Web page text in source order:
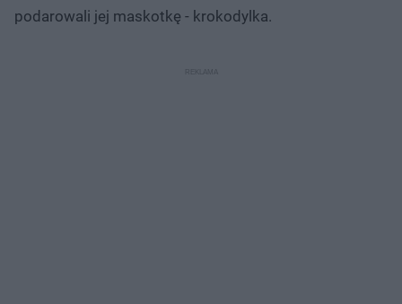
podarowali jej maskotkę - krokodylka.